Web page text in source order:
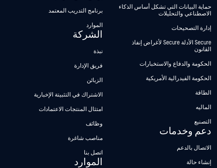
حماية البيانات التي تشكل أساس الذكاء
الاصطناعي والتحليلات
إدارة التصحيحات
Secure الأدلة Secure لأغراض إنفاذ
القانون
الحكومة والدفاع والاستخبارات
الحكومة الفيدرالية الأمريكية
الطاقة
الماليه
التصنيع
دعم وخدمات
الاتصال بالدعم
إنشاء حالة
برنامج التدريب المعتمد
الموارد
الشركة
نبذة
فريق الإدارة
الزبائن
الاشتراك في التثبيتة الإخبارية
امتثال المنتجات الاعتمادات
وظائف
مناصب شاغرة
اتصل بنا
الموارد